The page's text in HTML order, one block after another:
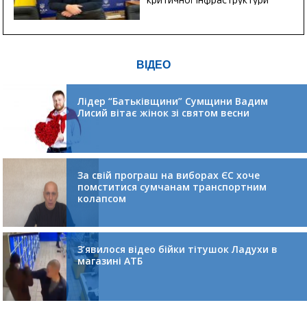
ВІДЕО
Лідер “Батьківщини” Сумщини Вадим
Лисий вітає жінок зі святом весни
За свій програш на виборах ЄС хоче
помститися сумчанам транспортним
колапсом
З’явилося відео бійки тітушок Ладухи в
магазині АТБ